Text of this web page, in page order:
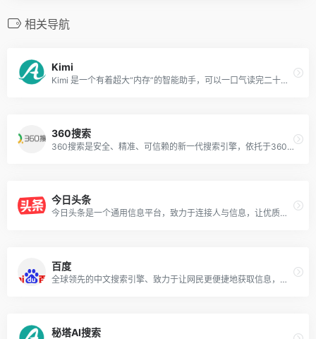
相关导航
Kimi
Kimi 是一个有着超大“内存”的智能助手，可以一口气读完二十万字的小说，还会上网冲浪，快来跟他聊聊吧 | Kimi - Moonshot AI 出品的智能助手
360搜索
360搜索是安全、精准、可信赖的新一代搜索引擎，依托于360母品牌的安全优势，全面拦截各类钓鱼欺诈等恶意网站，提供更放心的搜索服务。 360搜索 so靠谱。
今日头条
今日头条是一个通用信息平台，致力于连接人与信息，让优质丰富的信息得到高效精准的分发，促使信息创造价值。
百度
全球领先的中文搜索引擎、致力于让网民更便捷地获取信息，找到所求。百度超过千亿的中文网页数据库，可以瞬间找到相关的搜索结果。
秘塔AI搜索